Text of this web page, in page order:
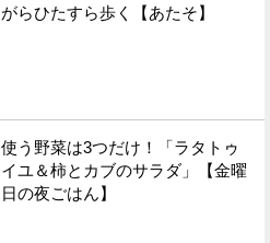
がらひたすら歩く【あたそ】
使う野菜は3つだけ！「ラタトゥ
イユ＆柿とカブのサラダ」【金曜
日の夜ごはん】